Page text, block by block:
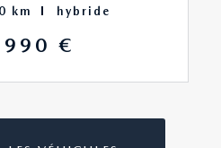
km hybride
€